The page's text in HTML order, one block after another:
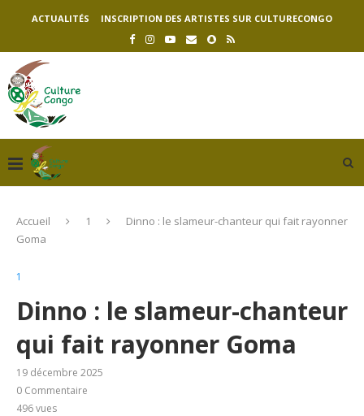
ACTUALITÉS INSCRIPTION DES ARTISTES SUR CULTURECONGO
Accueil 1
Dinno : le slameur-chanteur qui fait rayonner
Goma
1
Dinno : le slameur-chanteur
qui fait rayonner Goma
19 décembre 2025
0 Commentaire
496vues